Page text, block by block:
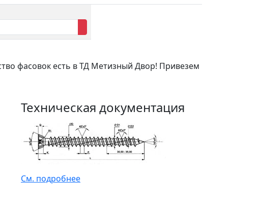
фасовок есть в ТД Метизный Двор! Привезем
Техническая документация
См. подробнее